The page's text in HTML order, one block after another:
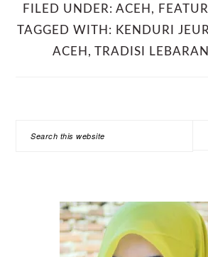
FILED UNDER: ACEH ,
TAGGED WITH: KENDURI
ACEH , TRADISI
Search